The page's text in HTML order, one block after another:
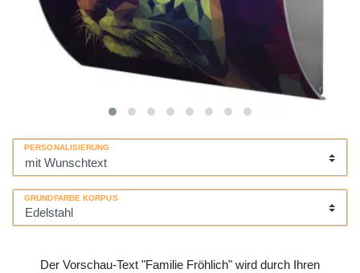
PERSONALISIERUNG
GRUNDFARBE KORPUS
Der Vorschau-Text "Familie Fröhlich" wird durch Ihren